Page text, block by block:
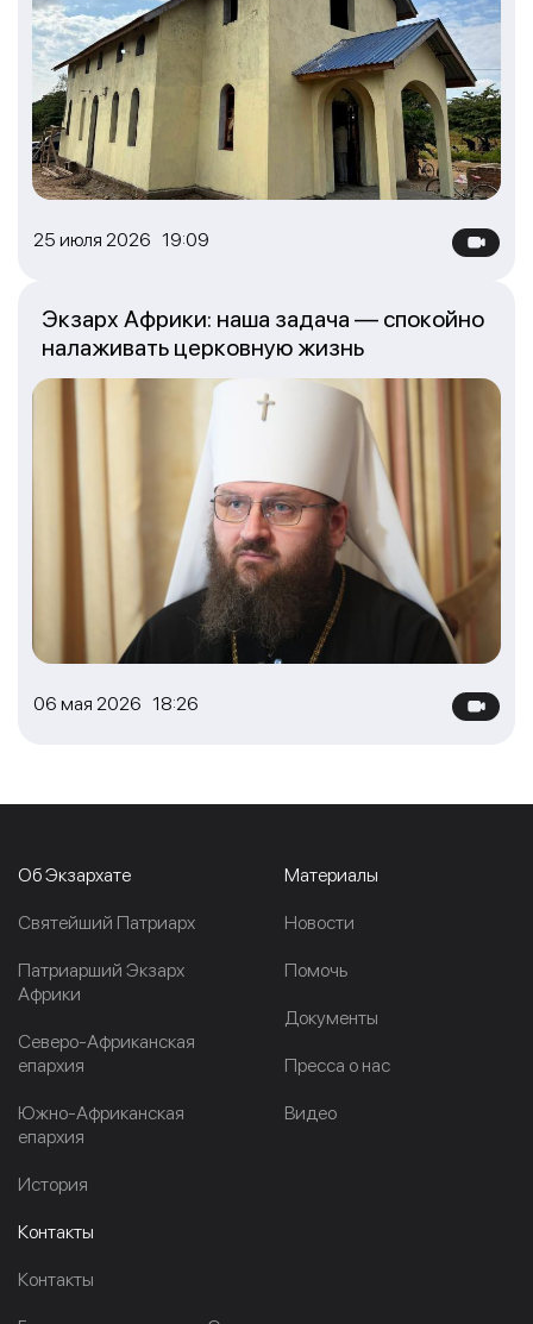
25 июля 2026 19:09
06 мая 2026 18:26
Экзарх Африки: наша задача — спокойно
налаживать церковную жизнь
Об Экзархате
Cвятейший Патриарх
Патриарший Экзарх
Африки
Северо-Африканская
епархия
Южно-Африканская
епархия
История
Материалы
Новости
Помочь
Документы
Пресса о нас
Видео
Контакты
Контакты